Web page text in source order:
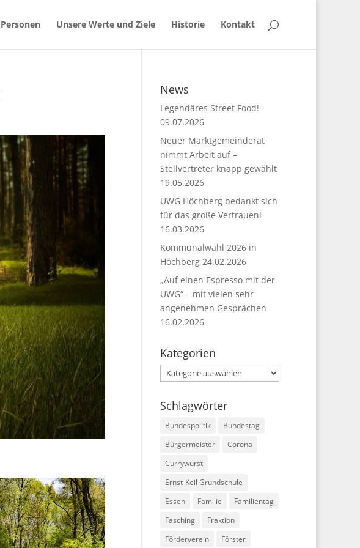
Personen Unsere Werte und Ziele Historie Kontakt
News
Legendäres Street Food!
09.07.2026
Neuer Marktgemeinderat
nimmt Arbeit auf –
Stellvertreter knapp gewählt
19.05.2026
UWG Höchberg bedankt sich
für das große Vertrauen!
16.03.2026
Kommunalwahl 2026 in
Höchberg 24.02.2026
„Auf einen Espresso mit der
UWG“ – mit vielen sehr
angenehmen Gesprächen
16.02.2026
Kategorien
Kategorien
Schlagwörter
Bundespolitik
Bundestag
Bürgermeister
Corona
Currywurst
Ernst-Keil Grundschule
Essen
Familie
Familientag
Fasching
Fraktion
Förderverein
Förster